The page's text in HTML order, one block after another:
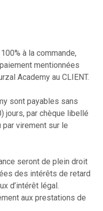
à la commande,
mentionnées
Academy au CLIENT.
sont payables sans
jours, par chèque libellé
par virement sur le
seront de plein droit
des intérêts de retard
d’intérêt légal.
aux prestations de